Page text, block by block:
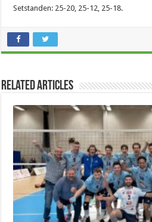
Setstanden: 25-20, 25-12, 25-18.
Related Articles